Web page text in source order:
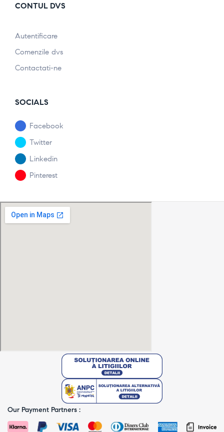
CONTUL DVS
Autentificare
Comenzile dvs
Contactati-ne
SOCIALS
Facebook
Twitter
Linkedin
Pinterest
Our Payment Partners :